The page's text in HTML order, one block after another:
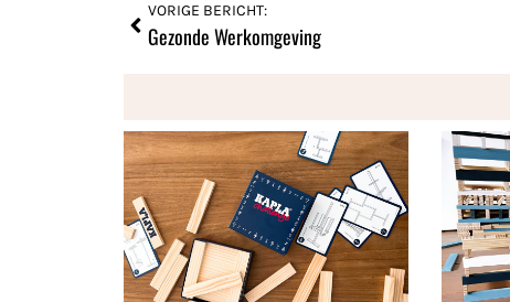
VORIGE BERICHT:
Gezonde Werkomgeving